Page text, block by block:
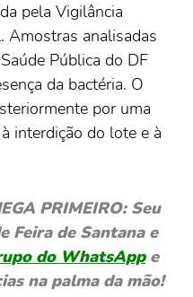
pela Vigilância
Amostras analisadas
Pública do DF
da bactéria. O
por uma
interdição do lote e à
PRIMEIRO: Seu
Feira de Santana e
do WhatsAppe
na palma da mão!